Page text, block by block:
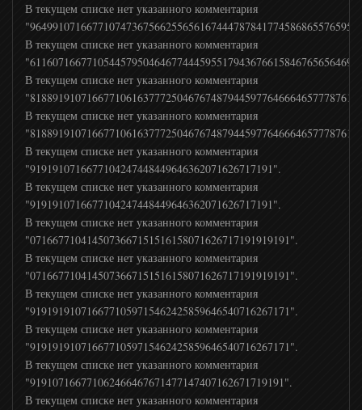
Galaxy TV
365 дней
Travel and Adventure
Viasat Explorer
Travel Channel
Ностальгия
Еда ТВ
В текущем списке нет указанного комментария
В текущем списке нет указанного комментария
В текущем списке нет указанного комментария
В текущем списке нет указанного комментария
В текущем списке нет указанного комментария
"9191910716677104247448449646362071626717191".
В текущем списке нет указанного комментария
"9191910716677104247448449646362071626717191".
В текущем списке нет указанного комментария
"0716677104145073667151516158071626717191919191".
В текущем списке нет указанного комментария
"0716677104145073667151516158071626717191919191".
В текущем списке нет указанного комментария
"9191919107166771059715462425859646540716267171".
В текущем списке нет указанного комментария
"9191919107166771059715462425859646540716267171".
В текущем списке нет указанного комментария
"919107166771062466467671477147407162671719191".
В текущем списке нет указанного комментария